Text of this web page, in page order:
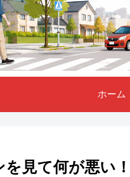
ホーム
見て何が悪い